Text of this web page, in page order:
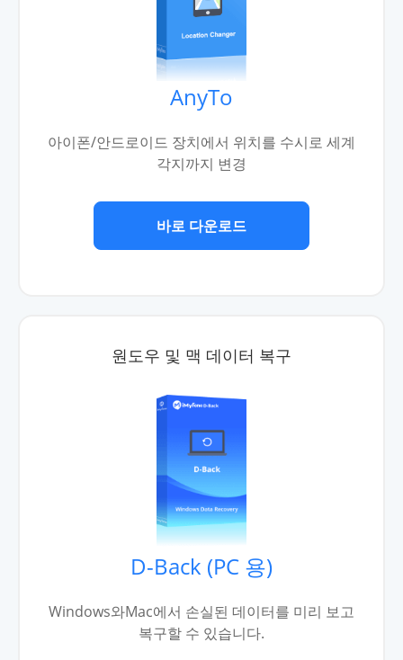
AnyTo
아이폰/안드로이드 장치에서 위치를 수시로 세계
각지까지 변경
바로 다운로드
원도우 및 맥 데이터 복구
D-Back (PC 용)
Windows와Mac에서 손실된 데이터를 미리 보고
복구할 수 있습니다.